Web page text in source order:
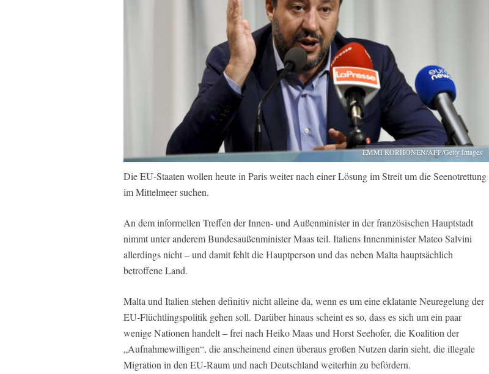
EMMI KORHONEN/AFP/Getty Images
Die EU-Staaten wollen heute in Paris weiter nach einer Lösung im Streit um die Seenotrettung
im Mittelmeer suchen.
An dem informellen Treffen der Innen- und Außenminister in der französischen Hauptstadt
nimmt unter anderem Bundesaußenminister Maas teil. Italiens Innenminister Mateo Salvini
allerdings nicht – und damit fehlt die Hauptperson und das neben Malta hauptsächlich
betroffene Land.
Malta und Italien stehen definitiv nicht alleine da, wenn es um eine eklatante Neuregelung der
EU-Flüchtlingspolitik gehen soll. Darüber hinaus scheint es so, dass es sich um ein paar
wenige Nationen handelt – frei nach Heiko Maas und Horst Seehofer, die Koalition der
„Aufnahmewilligen“, die anscheinend einen überaus großen Nutzen darin sieht, die illegale
Migration in den EU-Raum und nach Deutschland weiterhin zu befördern.